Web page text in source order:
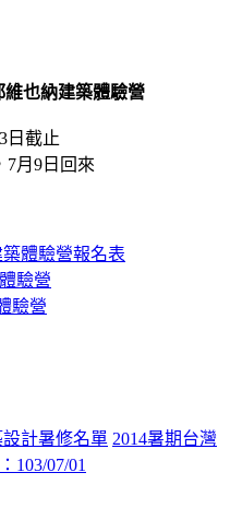
維也納建築體驗營
日截止
7月9日回來
體驗營報名表
驗營
驗營
設計暑修名單 2014暑期台灣
103/07/01